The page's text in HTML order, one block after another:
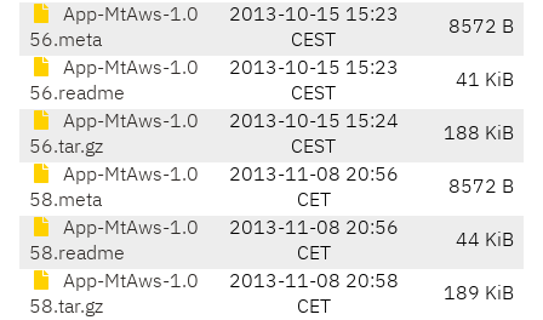
App-MtAws-1.0
56.meta
2013-10-15 15:23
CEST
8572 B
App-MtAws-1.0
56.readme
2013-10-15 15:23
CEST
41 KiB
App-MtAws-1.0
56.tar.gz
2013-10-15 15:24
CEST
188 KiB
App-MtAws-1.0
58.meta
2013-11-08 20:56
CET
8572 B
App-MtAws-1.0
58.readme
2013-11-08 20:56
CET
44 KiB
App-MtAws-1.0
58.tar.gz
2013-11-08 20:58
CET
189 KiB